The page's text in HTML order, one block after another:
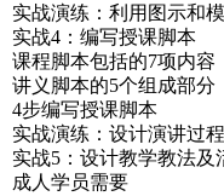
实战演练：利用图示和
实战4：编写授课脚本
课程脚本包括的7项内容
讲义脚本的5个组成部分
4步编写授课脚本
实战演练：设计演讲过
实战5：设计教学教法及
成人学员需要